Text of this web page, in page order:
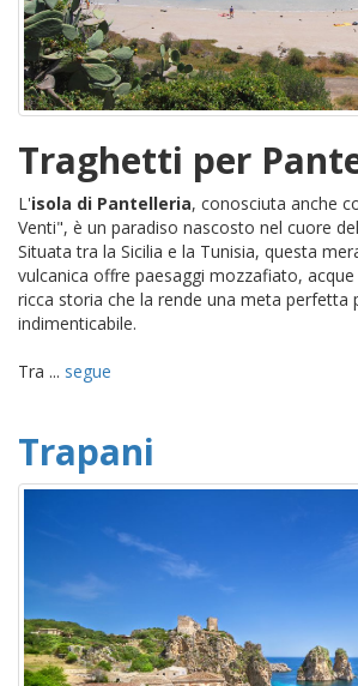
Traghetti per
L'isola di Pantelleria, conosciuta anche
Venti", è un paradiso nascosto nel cuore
Situata tra la Sicilia e la Tunisia, questa
vulcanica offre paesaggi mozzafiato,
ricca storia che la rende una meta perfetta
indimenticabile.
Tra ... segue
Trapani